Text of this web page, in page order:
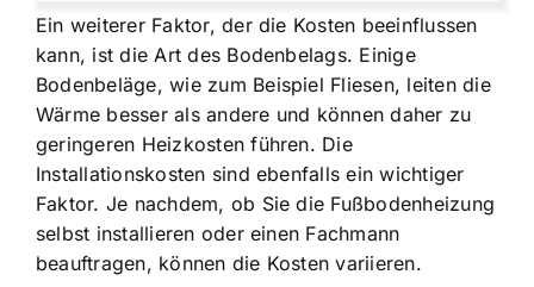
Ein weiterer Faktor, der die Kosten beeinflussen
kann, ist die Art des Bodenbelags. Einige
Bodenbeläge, wie zum Beispiel Fliesen, leiten die
Wärme besser als andere und können daher zu
geringeren Heizkosten führen. Die
Installationskosten sind ebenfalls ein wichtiger
Faktor. Je nachdem, ob Sie die Fußbodenheizung
selbst installieren oder einen Fachmann
beauftragen, können die Kosten variieren.